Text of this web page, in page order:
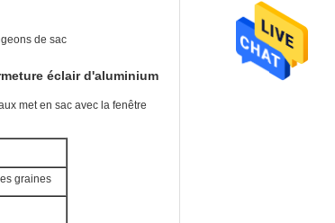
de sac
éclair d'aluminium
met en sac avec la fenêtre
graines